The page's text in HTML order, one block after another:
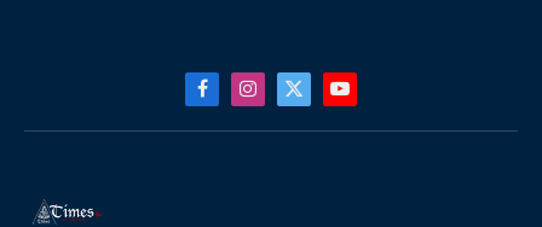
FacebookInstagram
X
YouTube